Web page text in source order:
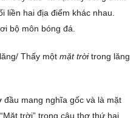
liền hai địa điểm khác nhau.
bộ môn bóng đá.
Thấy một mặt trờitrong lăng
đầu mang nghĩa gốc và là mặt
trời” trong câu thơ thứ hai